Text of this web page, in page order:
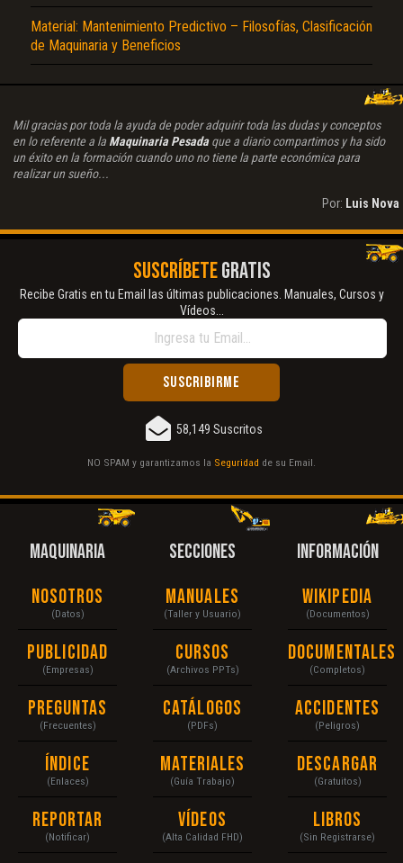
Material: Mantenimiento Predictivo – Filosofías, Clasificación
de Maquinaria y Beneficios
Mil gracias por toda la ayuda de poder adquirir toda las dudas y conceptos
en lo referente a la Maquinaria Pesadaque a diario compartimos y ha sido
un éxito en la formación cuando uno no tiene la parte económica para
realizar un sueño...
Por: Luis Nova
SUSCRÍBETEGRATIS
Recibe Gratis en tu Email las últimas publicaciones. Manuales, Cursos y
Vídeos...
58,149 Suscritos
NO SPAM y garantizamos la Seguridad de su Email.
MAQUINARIA
Nosotros
(Datos)
Publicidad
(Empresas)
Preguntas
(Frecuentes)
Índice
(Enlaces)
Reportar
(Notificar)
SECCIONES
Manuales
(Taller y Usuario)
Cursos
(Archivos PPTs)
Catálogos
(PDFs)
Materiales
(Guía Trabajo)
Vídeos
(Alta Calidad FHD)
INFORMACIÓN
Wikipedia
(Documentos)
Documentales
(Completos)
Accidentes
(Peligros)
Descargar
(Gratuitos)
Libros
(Sin Registrarse)